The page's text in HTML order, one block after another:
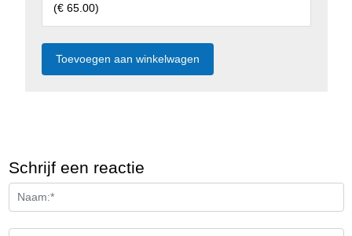
(€ 65.00)
Schrijf een reactie